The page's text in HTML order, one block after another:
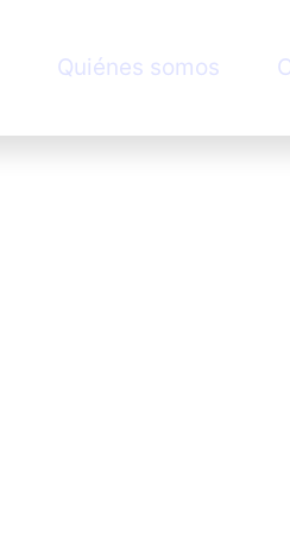
Quiénes somos